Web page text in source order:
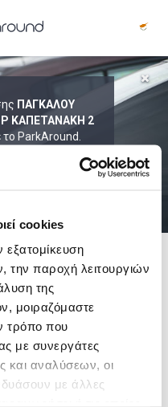
cookies
εξατομίκευση
την παροχή λειτουργιών
της
μοιραζόμαστε
τρόπο που
με συνεργάτες
και αναλύσεων, οι
με άλλες
ΠΑΓΚΑΛΟΥ
ΚΑΠΕΤΑΝΑΚΗ 2
ParkAround.
ΣΥΝΕΧΩΣ
και σύγκρινετιμή
ΓΙΑ:
ΔΙΑΡΚΕΙΑ 1